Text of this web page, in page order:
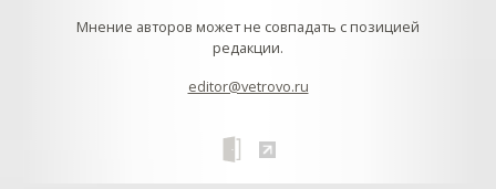
Мнение авторов может не совпадать с позицией
редакции.
editor@vetrovo.ru